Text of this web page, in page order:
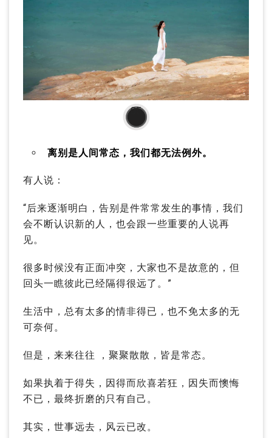
05
离别是人间常态，我们都无法例外。
有人说：
“后来逐渐明白，告别是件常常发生的事情，我们
会不断认识新的人，也会跟一些重要的人说再
见。
很多时候没有正面冲突，大家也不是故意的，但
回头一瞧彼此已经隔得很远了。”
生活中，总有太多的情非得已，也不免太多的无
可奈何。
但是，来来往往 ，聚聚散散，皆是常态。
如果执着于得失，因得而欣喜若狂，因失而懊悔
不已，最终折磨的只有自己。
其实，世事远去，风云已改。